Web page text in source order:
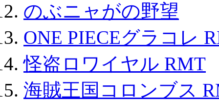
のぶニャがの野望
ONE PIECEグラコレ
怪盗ロワイヤル RMT
海賊王国コロンブス